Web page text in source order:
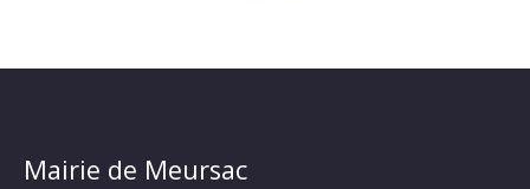
Mairie de Meursac